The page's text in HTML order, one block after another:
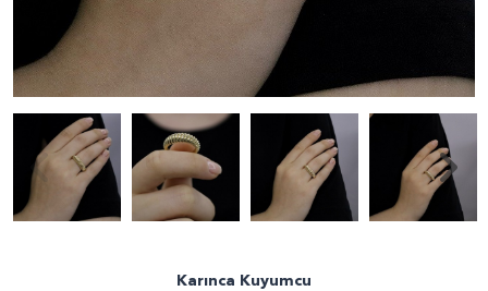
Karınca Kuyumcu